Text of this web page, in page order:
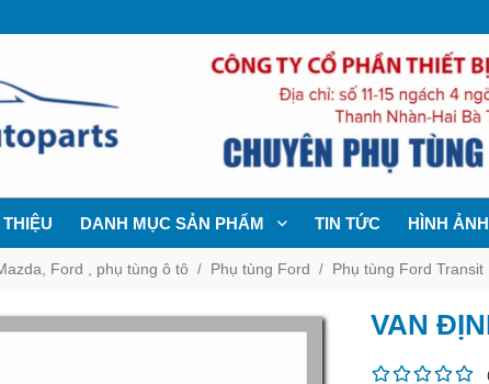
DANH MỤC SẢN PHẨM TIN TỨC HÌNH ẢNH
Ford , phụ tùng ô tô Phụ tùng Ford Phụ tùng Ford Transit
VAN